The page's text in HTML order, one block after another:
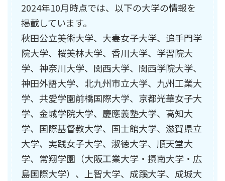
2024年10月時点では、以下の大学の情報を
掲載しています。
秋田公立美術大学、大妻女子大学、追手門学
院大学、桜美林大学、香川大学、学習院大
学、神奈川大学、関西大学、関西学院大学、
神田外語大学、北九州市立大学、九州工業大
学、共愛学園前橋国際大学、京都光華女子大
学、金城学院大学、慶應義塾大学、高知大
学、国際基督教大学、国士館大学、滋賀県立
大学、実践女子大学、淑徳大学、順天堂大
学、常翔学園（大阪工業大学・摂南大学・広
島国際大学）、上智大学、成蹊大学、成城大